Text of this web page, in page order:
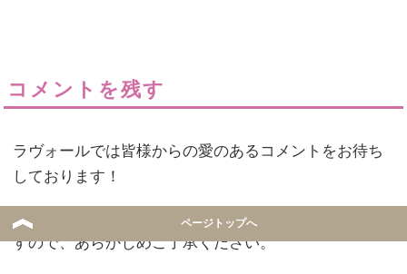
コメントを残す
ラヴォールでは皆様からの愛のあるコメントをお待ち
しております！
当サイトへのコメントは事前承認制を採用しておりま
すので、あらかじめご了承ください。
ページトップへ